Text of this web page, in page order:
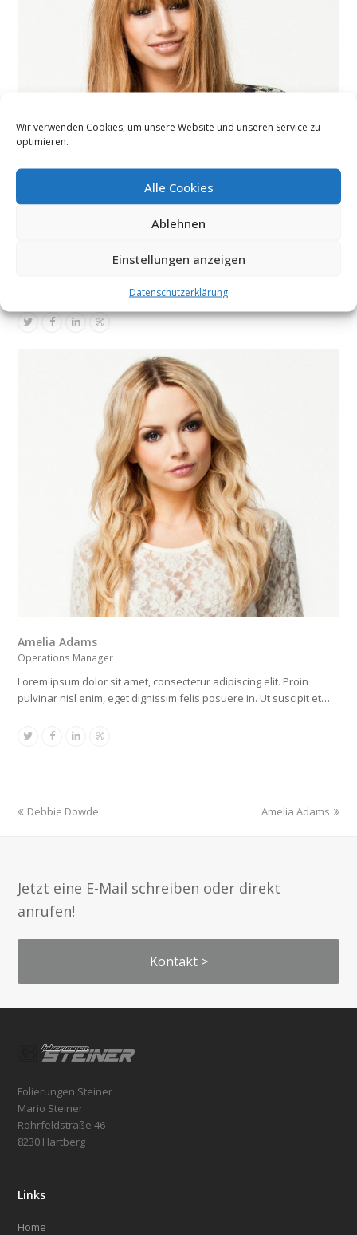
Wir verwenden Cookies, um unsere Website und unseren Service zu
optimieren.
Alle Cookies
Ablehnen
Einstellungen anzeigen
Datenschutzerklärung
Lorem ipsum dolor sit amet, consectetur adipiscing elit. Proin
TwitterFacebookLinkedinDribbble
Amelia Adams
Operations Manager
Lorem ipsum dolor sit amet, consectetur adipiscing elit. Proin
pulvinar nisl enim, eget dignissim felis posuere in. Ut suscipit et…
TwitterFacebook
LinkedinDribbble
vorheriger
Debbie Dowde
Nächster
Amelia Adams
Jetzt eine E-Mail schreiben oder direkt
anrufen!
Kontakt >
Folierungen Steiner
Mario Steiner
Rohrfeldstraße 46
8230 Hartberg
Links
Home